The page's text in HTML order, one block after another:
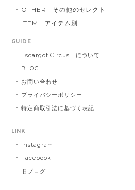
OTHER その他のセレクト
ITEM アイテム別
GUIDE
Escargot Circus について
BLOG
お問い合わせ
プライバシーポリシー
特定商取引法に基づく表記
LINK
Instagram
Facebook
旧ブログ